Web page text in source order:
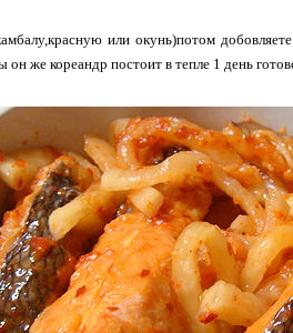
или окунь)потом
он же кореандр постоит в тепле 1 день